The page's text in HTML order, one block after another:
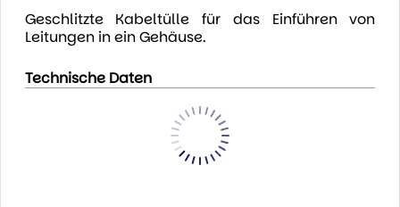
Geschlitzte Kabeltülle für das Einführen von
Leitungen in ein Gehäuse.
Technische Daten